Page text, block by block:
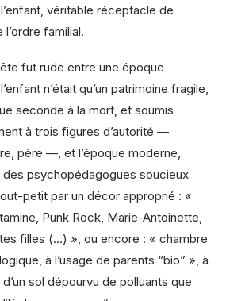
véritable réceptacle de
l’ordre familial.
fut rude entre une époque
n’était qu’un patrimoine fragile,
seconde à la mort, et soumis
à trois figures d’autorité —
père —, et l’époque moderne,
des psychopédagogues soucieux
petit par un décor approprié : «
Punk Rock, Marie-Antoinette,
filles (…) », ou encore : « chambre
à l’usage de parents “bio” », à
sol dépourvu de polluants que